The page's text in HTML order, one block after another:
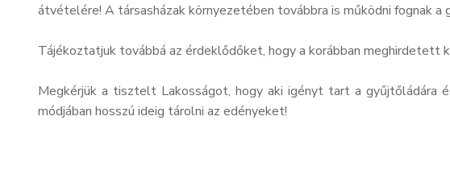
átvételére! A társasházak környezetében továbbra is működni fognak a
Tájékoztatjuk továbbá az érdeklődőket, hogy a korábban
Megkérjük a tisztelt Lakosságot, hogy aki igényt tart a gyűjtőládára
módjában hosszú ideig tárolni az edényeket!